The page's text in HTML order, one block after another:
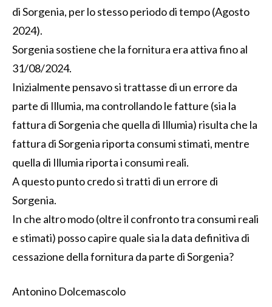
di Sorgenia, per lo stesso periodo di tempo (Agosto
2024).
Sorgenia sostiene che la fornitura era attiva fino al
31/08/2024.
Inizialmente pensavo si trattasse di un errore da
parte di Illumia, ma controllando le fatture (sia la
fattura di Sorgenia che quella di Illumia) risulta che la
fattura di Sorgenia riporta consumi stimati, mentre
quella di Illumia riporta i consumi reali.
A questo punto credo si tratti di un errore di
Sorgenia.
In che altro modo (oltre il confronto tra consumi reali
e stimati) posso capire quale sia la data definitiva di
cessazione della fornitura da parte di Sorgenia?
Antonino Dolcemascolo